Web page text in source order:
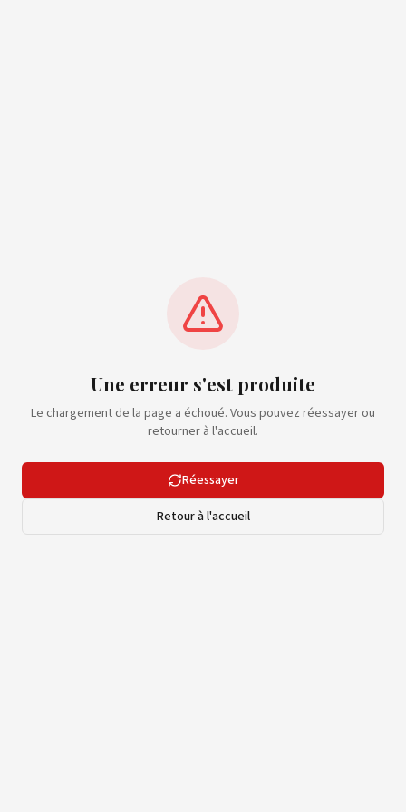
Une erreur s'est produite
Le chargement de la page a échoué. Vous pouvez réessayer ou
retourner à l'accueil.
Réessayer
Retour à l'accueil